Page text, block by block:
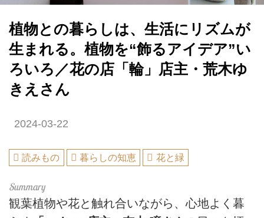
植物との暮らしは、生活にリズムが
生まれる。植物を“飾るアイデア”い
ろいろ／花の店「輪」店主・荒木ゆ
きえさん
2024-03-22
読みもの 暮らしの知恵 花と緑
観葉植物や花と触れ合いながら、心地よく暮